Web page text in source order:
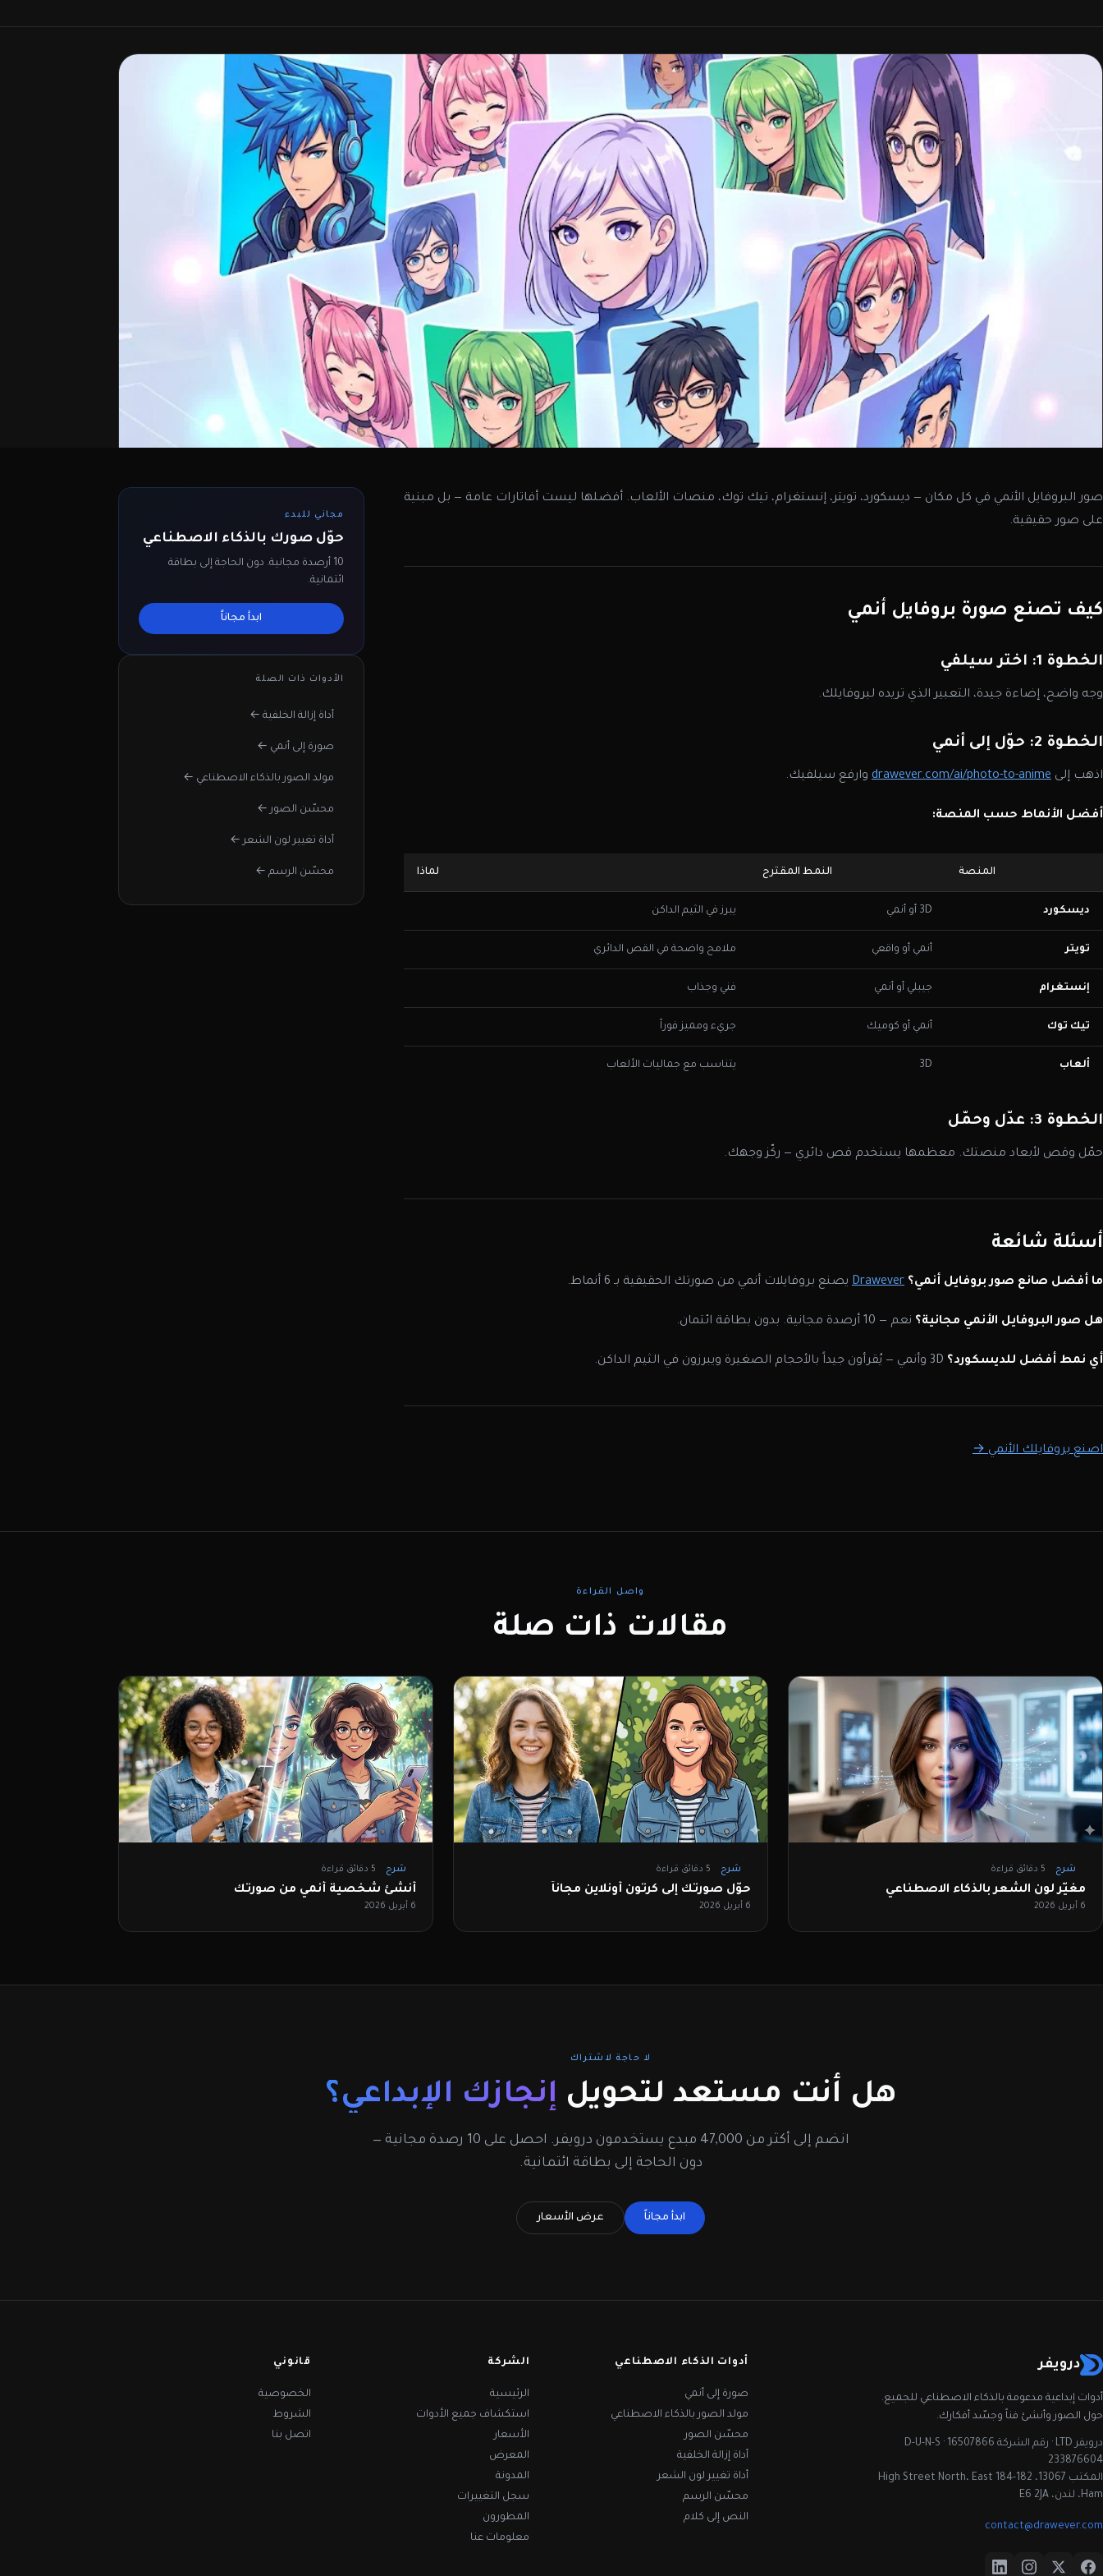
صور البروفايل الأنمي في كل مكان — ديسكورد، تويتر، إنستغرام، تيك توك، منصات الألعاب. أفضلها ليست أفاتارات عامة — بل مبنية
على صور حقيقية.
كيف تصنع صورة بروفايل أنمي
الخطوة 1: اختر سيلفي
وجه واضح، إضاءة جيدة، التعبير الذي تريده لبروفايلك.
الخطوة 2: حوّل إلى أنمي
اذهب إلى drawever.com/ai/photo-to-anime وارفع سيلفيك.
أفضل الأنماط حسب المنصة:
المنصة النمط المقترح لماذا
ديسكورد 3D أو أنمي يبرز في الثيم الداكن
تويتر أنمي أو واقعي ملامح واضحة في القص الدائري
إنستغرام جيبلي أو أنمي فني وجذاب
تيك توك أنمي أو كوميك جريء ومميز فوراً
ألعاب 3D يتناسب مع جماليات الألعاب
الخطوة 3: عدّل وحمّل
حمّل وقص لأبعاد منصتك. معظمها يستخدم قص دائري — ركّز وجهك.
أسئلة شائعة
ما أفضل صانع صور بروفايل أنمي؟ Drawever يصنع بروفايلات أنمي من صورتك الحقيقية بـ 6 أنماط.
هل صور البروفايل الأنمي مجانية؟ نعم — 10 أرصدة مجانية. بدون بطاقة ائتمان.
أي نمط أفضل للديسكورد؟
اصنع بروفايلك الأنمي →
مجاني للبدء
حوّل صورك بالذكاء الاصطناعي
10 أرصدة مجانية. دون الحاجة إلى بطاقة
ائتمانية.
ابدأ مجاناً
الأدوات ذات الصلة
أداة إزالة الخلفية ←
صورة إلى أنمي ←
مولد الصور بالذكاء الاصطناعي ←
محسّن الصور ←
أداة تغيير لون الشعر ←
محسّن الرسم ←
واصل القراءة
مقالات ذات صلة
شرح 5 دقائق قراءة
مغيّر لون الشعر بالذكاء الاصطناعي
6 أبريل 2026
شرح 5 دقائق قراءة
حوّل صورتك إلى كرتون أونلاين مجاناً
6 أبريل 2026
شرح 5 دقائق قراءة
أنشئ شخصية أنمي من صورتك
6 أبريل 2026
لا حاجة لاشتراك
هل أنت مستعد لتحويل إنجازك الإبداعي؟
انضم إلى أكثر من 47,000 مبدع يستخدمون درويفر. احصل على 10 رصدة مجانية —
دون الحاجة إلى بطاقة ائتمانية.
ابدأ مجاناً عرض الأسعار
درويفر
أدوات إبداعية مدعومة بالذكاء الاصطناعي للجميع.
حول الصور وأنشئ فناً وجسّد أفكارك.
درويفر LTD · رقم الشركة 16507866 · D-U-N-S
233876604
المكتب 13067، 182-184 High Street North، East
Ham، لندن، E6 2JA
contact@drawever.com
أدوات الذكاء الاصطناعي
صورة إلى أنمي
مولد الصور بالذكاء الاصطناعي
محسّن الصور
أداة إزالة الخلفية
أداة تغيير لون الشعر
محسّن الرسم
النص إلى كلام
الشركة
الرئيسية
استكشاف جميع الأدوات
الأسعار
المعرض
المدونة
سجل التغييرات
المطورون
معلومات عنا
قانوني
الخصوصية
الشروط
اتصل بنا